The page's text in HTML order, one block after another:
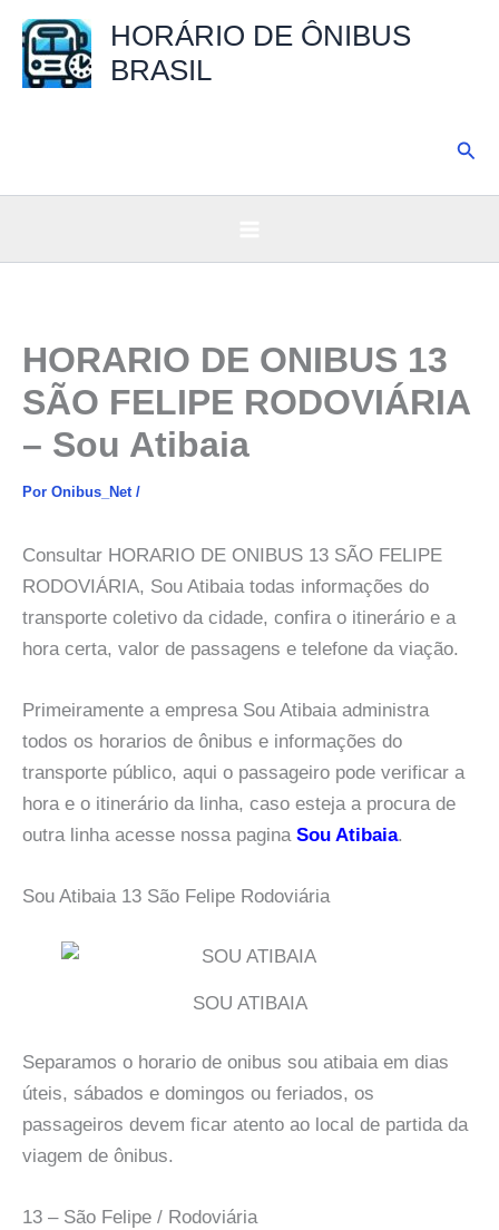
para
HORÁRIO DE ÔNIBUS
BRASIL
HORARIO DE ONIBUS 13
SÃO FELIPE RODOVIÁRIA
– Sou Atibaia
Por Onibus_Net /
Consultar HORARIO DE ONIBUS 13 SÃO FELIPE
RODOVIÁRIA, Sou Atibaia todas informações do
transporte coletivo da cidade, confira o itinerário e a
hora certa, valor de passagens e telefone da viação.
Primeiramente a empresa Sou Atibaia administra
todos os horarios de ônibus e informações do
transporte público, aqui o passageiro pode verificar a
hora e o itinerário da linha, caso esteja a procura de
outra linha acesse nossa pagina Sou Atibaia.
Sou Atibaia 13 São Felipe Rodoviária
SOU ATIBAIA
Separamos o horario de onibus sou atibaia em dias
úteis, sábados e domingos ou feriados, os
passageiros devem ficar atento ao local de partida da
viagem de ônibus.
13 – São Felipe / Rodoviária